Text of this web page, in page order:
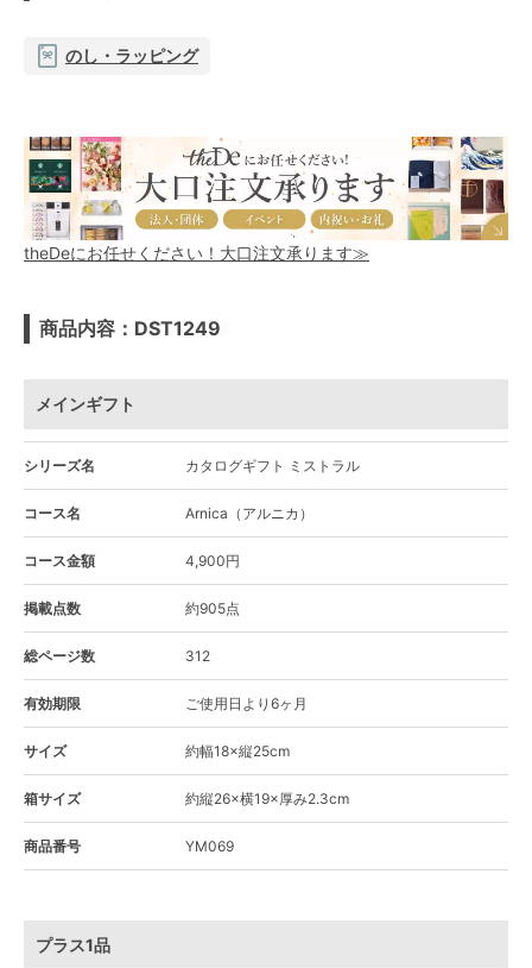
のし・ラッピング
theDeにお任せください！大口注文承ります≫
商品内容：DST1249
メインギフト
シリーズ名 カタログギフト ミストラル
コース名 Arnica（アルニカ）
コース金額 4,900円
掲載点数 約905点
総ページ数 312
有効期限 ご使用日より6ヶ月
サイズ 約幅18×縦25cm
箱サイズ 約縦26×横19×厚み2.3cm
商品番号 YM069
プラス1品